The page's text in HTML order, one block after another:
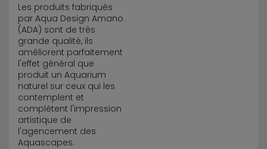
Les produits fabriqués
par Aqua Design Amano
(ADA) sont de très
grande qualité, ils
améliorent parfaitement
l'effet général que
produit un Aquarium
naturel sur ceux qui les
contemplent et
complètent l'impression
artistique de
l'agencement des
Aquascapes.